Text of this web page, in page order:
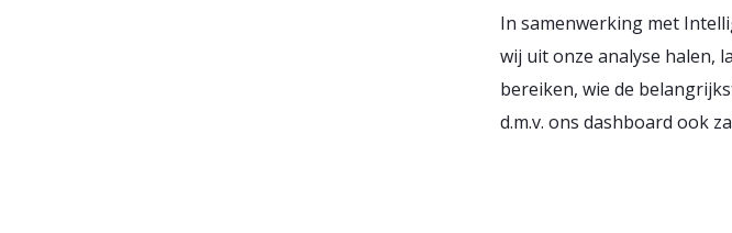
In samenwerking met
wij uit onze analyse halen,
bereiken, wie de
d.m.v. ons dashboard ook